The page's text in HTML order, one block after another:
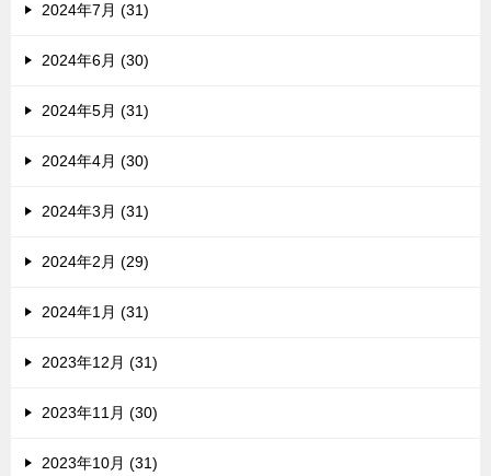
2024年7月 (31)
2024年6月 (30)
2024年5月 (31)
2024年4月 (30)
2024年3月 (31)
2024年2月 (29)
2024年1月 (31)
2023年12月 (31)
2023年11月 (30)
2023年10月 (31)